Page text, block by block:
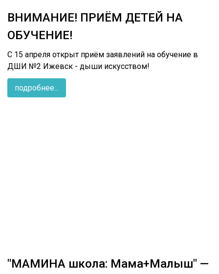
ВНИМАНИЕ! ПРИЁМ ДЕТЕЙ НА
ОБУЧЕНИЕ!
С 15 апреля открыт приём заявлений на обучение в
ДШИ №2 Ижевск - дыши искусством!
подробнее...
"МАМИНА школа: Мама+Малыш" —